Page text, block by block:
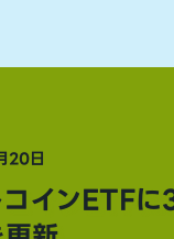
20日
コインETF